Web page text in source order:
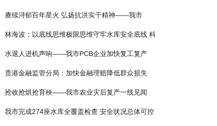
赓续浔郁百年星火 弘扬抗洪实干精神——我市
林海波：以底线思维极限思维守牢水库安全底线 科
水退人进机声响——我市PCB企业加快复工复产
贵港金融监管分局：加快金融理赔降低群众损失
抢收抢烘抢育秧——我市农业灾后复产一线见闻
我市完成274座水库全覆盖检查 安全状况总体可控